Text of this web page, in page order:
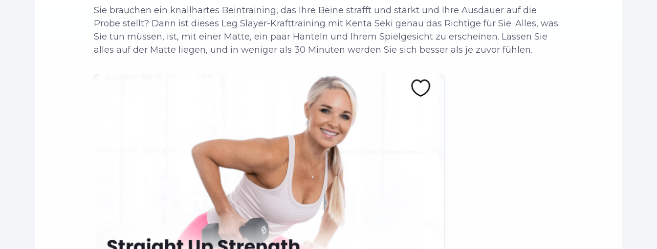
Sie brauchen ein knallhartes Beintraining, das Ihre Beine strafft und stärkt und Ihre Ausdauer auf die
Probe stellt? Dann ist dieses Leg Slayer-Krafttraining mit Kenta Seki genau das Richtige für Sie. Alles, was
Sie tun müssen, ist, mit einer Matte, ein paar Hanteln und Ihrem Spielgesicht zu erscheinen. Lassen Sie
alles auf der Matte liegen, und in weniger als 30 Minuten werden Sie sich besser als je zuvor fühlen.